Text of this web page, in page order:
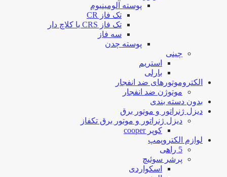
پوسته آلومینیوم
تک فاز CR
تک فاز CRS یا کلاچ دار
سه فاز
پوسته چدن
چینی
استریم
بارلی
الکتروموتورهای ضد انفجار
موتوژن ضد انفجار
بدون دسته بندی
دیزل ژنراتور و موتور برق
دیزل ژنراتور و موتور برق تکفاز
کوپر cooper
لوازم الکتروپمپ
5 راهی
پرشر سوئیچ
اسکواردی